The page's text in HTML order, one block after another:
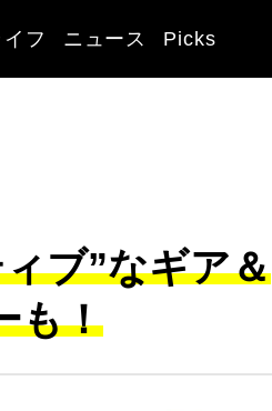
イフ ニュース Picks
ブ”なギア＆
も！